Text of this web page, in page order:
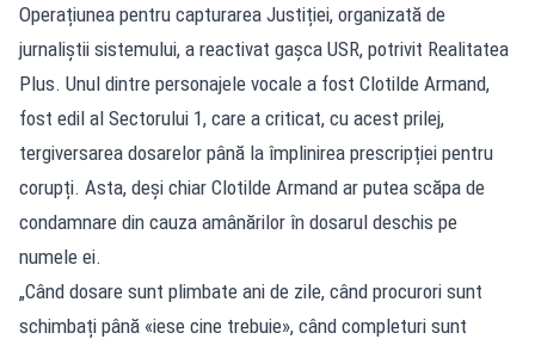
Operațiunea pentru capturarea Justiției, organizată de
jurnaliștii sistemului, a reactivat gașca USR, potrivit Realitatea
Plus. Unul dintre personajele vocale a fost Clotilde Armand,
fost edil al Sectorului 1, care a criticat, cu acest prilej,
tergiversarea dosarelor până la împlinirea prescripției pentru
corupți. Asta, deși chiar Clotilde Armand ar putea scăpa de
condamnare din cauza amânărilor în dosarul deschis pe
numele ei.
„Când dosare sunt plimbate ani de zile, când procurori sunt
schimbați până «iese cine trebuie», când completuri sunt